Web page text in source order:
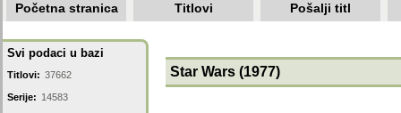
Početna stranica Titlovi Pošalji titl
Svi podaci u bazi
Titlovi: 37662
Serije: 14583
Star Wars (1977)